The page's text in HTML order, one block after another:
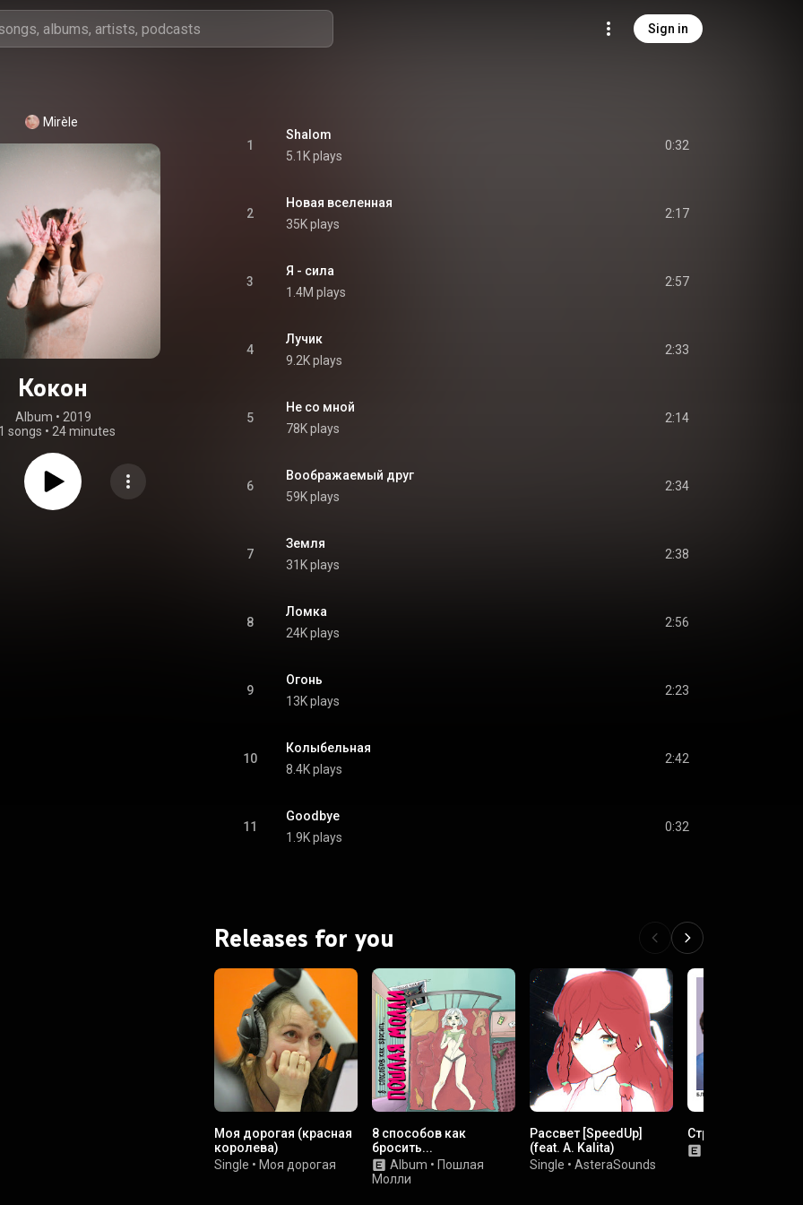
Sign in
Mirèle
Кокон
Album • 2019
songs • 24 minutes
1
Shalom
5.1K plays
0:32
2
Новая вселенная
35K plays
2:17
3
Я - сила
1.4M plays
2:57
4
Лучик
9.2K plays
2:33
5
Не со мной
78K plays
2:14
6
Воображаемый друг
59K plays
2:34
7
Земля
31K plays
2:38
8
Ломка
24K plays
2:56
9
Огонь
13K plays
2:23
10
Колыбельная
8.4K plays
2:42
11
Goodbye
1.9K plays
0:32
Releases for you
Моя дорогая (красная
королева)
Single • Моя дорогая
8 способов как
бросить...
Album • Пошлая
Молли
Рассвет [SpeedUp]
(feat. A. Kalita)
Single • AsteraSounds
Стример андрей